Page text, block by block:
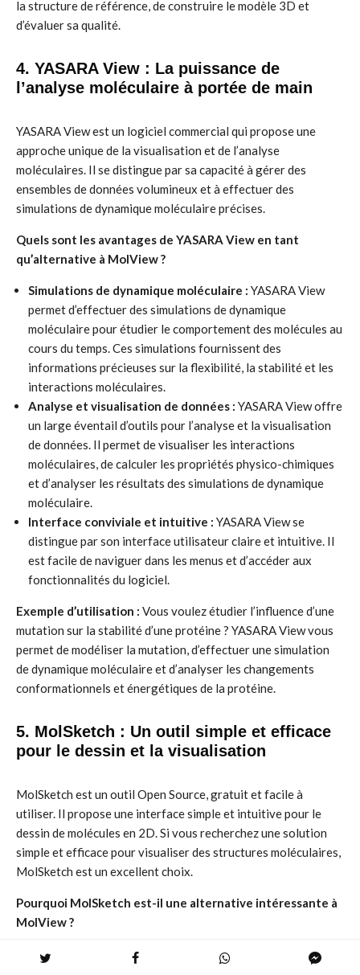
la structure de référence, de construire le modèle 3D et
d’évaluer sa qualité.
4. YASARA View : La puissance de
l’analyse moléculaire à portée de main
YASARA View est un logiciel commercial qui propose une
approche unique de la visualisation et de l’analyse
moléculaires. Il se distingue par sa capacité à gérer des
ensembles de données volumineux et à effectuer des
simulations de dynamique moléculaire précises.
Quels sont les avantages de YASARA View en tant
qu’alternative à MolView ?
Simulations de dynamique moléculaire : YASARA View
permet d’effectuer des simulations de dynamique
moléculaire pour étudier le comportement des molécules au
cours du temps. Ces simulations fournissent des
informations précieuses sur la flexibilité, la stabilité et les
interactions moléculaires.
Analyse et visualisation de données : YASARA View offre
un large éventail d’outils pour l’analyse et la visualisation
de données. Il permet de visualiser les interactions
moléculaires, de calculer les propriétés physico-chimiques
et d’analyser les résultats des simulations de dynamique
moléculaire.
Interface conviviale et intuitive : YASARA View se
distingue par son interface utilisateur claire et intuitive. Il
est facile de naviguer dans les menus et d’accéder aux
fonctionnalités du logiciel.
Exemple d’utilisation : Vous voulez étudier l’influence d’une
mutation sur la stabilité d’une protéine ? YASARA View vous
permet de modéliser la mutation, d’effectuer une simulation
de dynamique moléculaire et d’analyser les changements
conformationnels et énergétiques de la protéine.
5. MolSketch : Un outil simple et efficace
pour le dessin et la visualisation
MolSketch est un outil Open Source, gratuit et facile à
utiliser. Il propose une interface simple et intuitive pour le
dessin de molécules en 2D. Si vous recherchez une solution
simple et efficace pour visualiser des structures moléculaires,
MolSketch est un excellent choix.
Pourquoi MolSketch est-il une alternative intéressante à
MolView ?
Interface simple et intuitive :
MolSketch est conçu pour